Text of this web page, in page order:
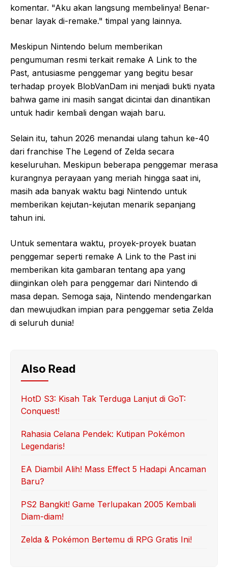
komentar. "Aku akan langsung membelinya! Benar-
benar layak di-remake." timpal yang lainnya.
Meskipun Nintendo belum memberikan
pengumuman resmi terkait remake A Link to the
Past, antusiasme penggemar yang begitu besar
terhadap proyek BlobVanDam ini menjadi bukti nyata
bahwa game ini masih sangat dicintai dan dinantikan
untuk hadir kembali dengan wajah baru.
Selain itu, tahun 2026 menandai ulang tahun ke-40
dari franchise The Legend of Zelda secara
keseluruhan. Meskipun beberapa penggemar merasa
kurangnya perayaan yang meriah hingga saat ini,
masih ada banyak waktu bagi Nintendo untuk
memberikan kejutan-kejutan menarik sepanjang
tahun ini.
Untuk sementara waktu, proyek-proyek buatan
penggemar seperti remake A Link to the Past ini
memberikan kita gambaran tentang apa yang
diinginkan oleh para penggemar dari Nintendo di
masa depan. Semoga saja, Nintendo mendengarkan
dan mewujudkan impian para penggemar setia Zelda
di seluruh dunia!
Also Read
HotD S3: Kisah Tak Terduga Lanjut di GoT:
Conquest!
Rahasia Celana Pendek: Kutipan Pokémon
Legendaris!
EA Diambil Alih! Mass Effect 5 Hadapi Ancaman
Baru?
PS2 Bangkit! Game Terlupakan 2005 Kembali
Diam-diam!
Zelda & Pokémon Bertemu di RPG Gratis Ini!